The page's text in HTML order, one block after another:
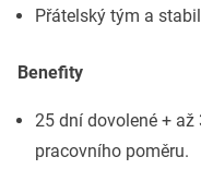
Přátelský tým a
Benefity
25 dní dovolené +
pracovního poměru.